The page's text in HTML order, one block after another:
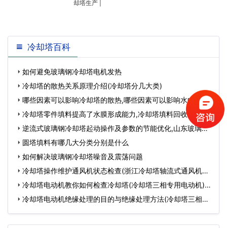
台水泵。按100立方米每小时的流量计算，该
却塔生产|
冷却塔百科
如何避免玻璃钢冷却塔电机发热
冷却塔的散热关系原理介绍(冷却塔分几大类)
哪些因素可以影响冷却塔的散热,哪些因素可以影响水中的含
氧量…
冷却塔零件填料提高了水膜形成能力,冷却塔填料回收…
逆流式玻璃钢冷却塔起动操作及参数的节能优化,山东玻璃钢
槽式价格…
圆塔填料有哪几大分类分别是什么
如何解决玻璃钢冷却塔噪音及震荡问题
冷却塔操作维护通风机状态检查(浙江冷却塔轴流式通风机设
计厂家)…
冷却塔电动机教你如何检查冷却塔(冷却塔三相专用电动机)…
冷却塔电动机绝缘处理的目的与绝缘处理方法(冷却塔三相专
用电动机)…